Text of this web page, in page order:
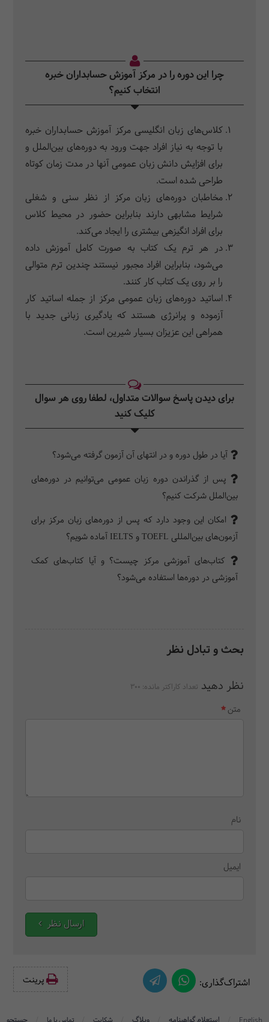
چرا این دوره را در مرکز آموزش حسابداران خبره
انتخاب کنیم؟
کلاس‌‎‌های زبان انگلیسی مرکز آموزش حسابداران خبره
با توجه به نیاز افراد جهت ورود به دوره‌های بین‌‎الملل و
برای افزایش دانش زبان عمومی آنها در مدت زمان کوتاه
طراحی شده است.
مخاطبان دوره‌های زبان مرکز از نظر سنی و شغلی
شرایط مشابهی دارند بنابراین حضور در محیط کلاس
برای افراد انگیزه‎ی بیشتری را ایجاد می‌‎کند.
در هر ترم یک کتاب به صورت کامل آموزش داده
می‌شود، بنابراین افراد مجبور نیستند چندین ترم متوالی
را بر روی یک کتاب کار کنند.
اساتید دوره‌های زبان عمومی مرکز از جمله اساتید کار
آزموده و پرانرژی هستند که یادگیری زبانی جدید با
همراهی این عزیزان بسیار شیرین است.
برای دیدن پاسخ سوالات متداول، لطفا روی هر سوال
کلیک کنید‎
آیا در طول دوره و در انتهای آن آزمون گرفته می‌شود؟
پس از گذراندن دوره زبان عمومی می‌توانیم در دوره‌های
بین‌الملل شرکت کنیم؟
امکان این وجود دارد که پس از دوره‌های زبان مرکز برای
آزمون‌های بین‌المللی TOEFL و IELTS آماده شویم؟
کتاب‌های آموزشی مرکز چیست؟ و آیا کتاب‌های کمک
آموزشی در دوره‌ها استفاده می‌شود؟
بحث و تبادل نظر
نظر دهید تعداد کاراکتر مانده: 300
متن
نام
ایمیل
ارسال نظر
اشتراک‌گذاری: پرینت‌
English